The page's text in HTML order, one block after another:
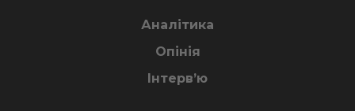
Аналітика
Опінія
Інтерв’ю